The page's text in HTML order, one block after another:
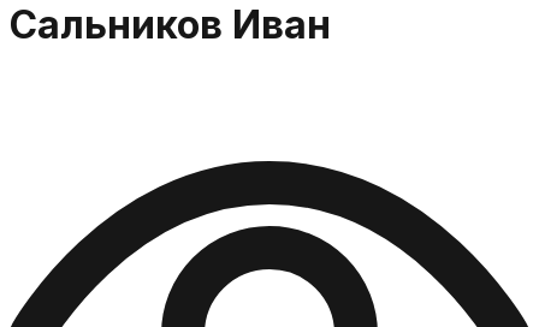
Сальников Иван